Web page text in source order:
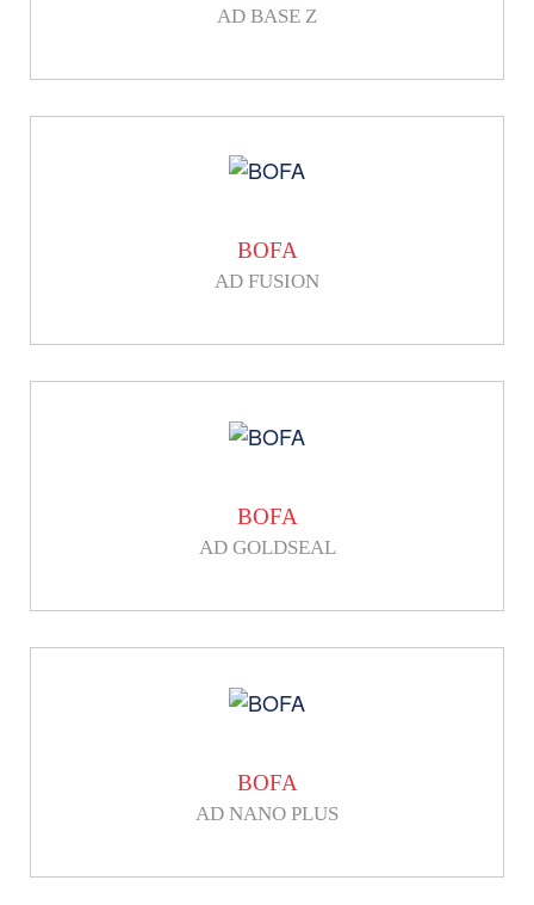
AD BASE Z
BOFA
AD FUSION
BOFA
AD GOLDSEAL
BOFA
AD NANO PLUS